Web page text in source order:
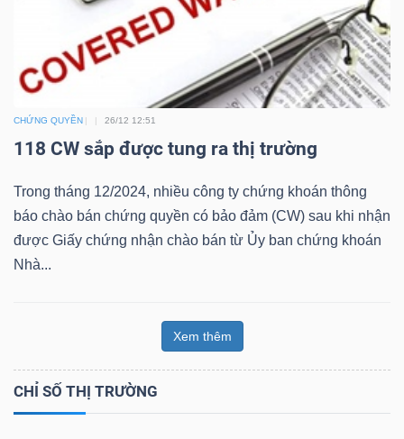
CHỨNG QUYỀN 26/12 12:51
118 CW sắp được tung ra thị trường
Trong tháng 12/2024, nhiều công ty chứng khoán thông
báo chào bán chứng quyền có bảo đảm (CW) sau khi nhận
được Giấy chứng nhận chào bán từ Ủy ban chứng khoán
Nhà...
Xem thêm
CHỈ SỐ THỊ TRƯỜNG
Người nội bộ Người liên quan Cổ đông lớn
Tin
Bài
viết
của
tác
Báo
cáo